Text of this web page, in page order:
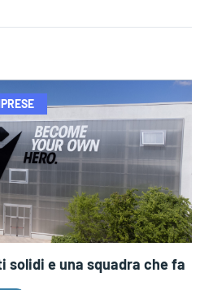
solidi e una squadra che fa